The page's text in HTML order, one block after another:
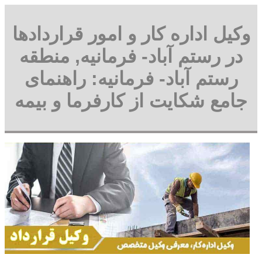
وکیل اداره کار و امور قراردادها
در رستم آباد- فرمانیه, منطقه
رستم آباد- فرمانیه: راهنمای
جامع شکایت از کارفرما و بیمه